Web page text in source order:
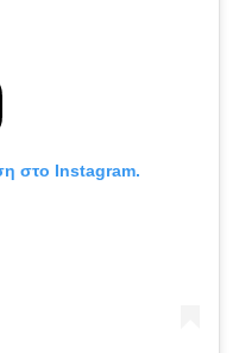
στο Instagram.